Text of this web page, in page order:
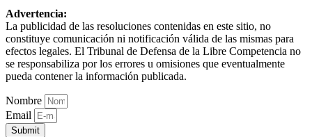
Advertencia:
La publicidad de las resoluciones contenidas en este sitio, no
constituye comunicación ni notificación válida de las mismas para
efectos legales. El Tribunal de Defensa de la Libre Competencia no
se responsabiliza por los errores u omisiones que eventualmente
pueda contener la información publicada.
Nombre
Email
Submit